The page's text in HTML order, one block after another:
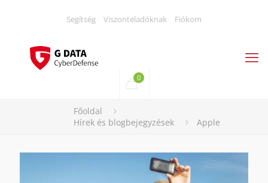
Segítség Viszonteladóknak Fiókom
0
Főoldal
Hírek és blogbejegyzések
Apple